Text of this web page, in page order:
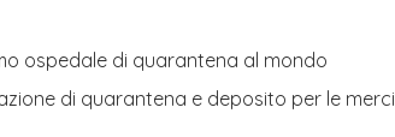
ospedale di quarantena al mondo
di quarantena e deposito per le merci